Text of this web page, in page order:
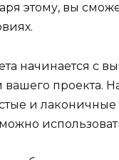
этому, вы
начинается с
вашего проекта.
и